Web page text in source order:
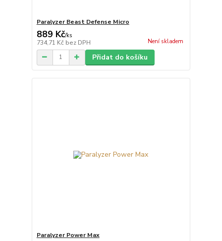
Paralyzer Beast Defense Micro
889 Kč/ks
734,71 Kč bez DPH Není skladem
Přidat do košíku
Paralyzer Power Max